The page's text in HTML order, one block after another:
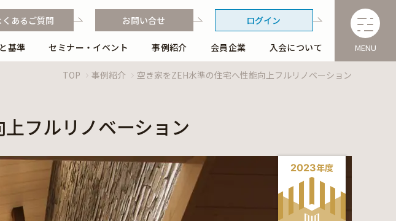
基準
業務ポイント
セミナー・イベント 事例紹介 会員企業 入会について
くあるご質問 お問い合せ ログイン
MENU
TOP 事例紹介 空き家をZEH水準の住宅へ性能向上フルリノベーション
フルリノベーション
2023年度